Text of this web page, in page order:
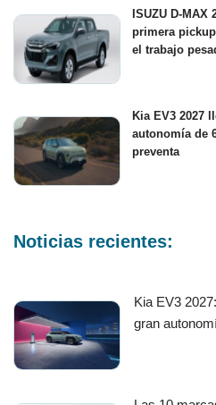
ISUZU D-
primera
el trabajo
Kia EV3 2027
autonomía de
preventa
Noticias recientes:
Kia EV3
gran